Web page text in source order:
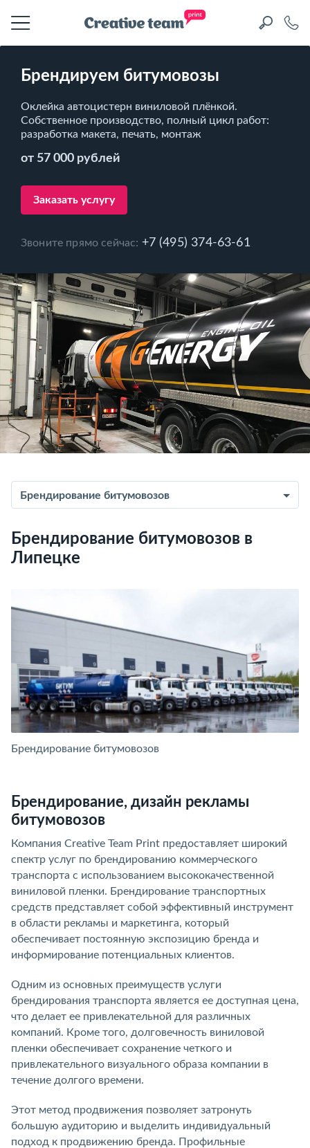
Брендируем битумовозы
Оклейка автоцистерн виниловой плёнкой.
Собственное производство, полный цикл работ:
разработка макета, печать, монтаж
от 57 000 рублей
Заказать услугу
Звоните прямо сейчас: +7 (495) 374-63-61
Брендирование битумовозов
Брендирование битумовозов в
Липецке
Брендирование битумовозов
Брендирование, дизайн рекламы
битумовозов
Компания Creative Team Print предоставляет широкий
спектр услуг по брендированию коммерческого
транспорта с использованием высококачественной
виниловой пленки. Брендирование транспортных
средств представляет собой эффективный инструмент
в области рекламы и маркетинга, который
обеспечивает постоянную экспозицию бренда и
информирование потенциальных клиентов.
Одним из основных преимуществ услуги
брендирования транспорта является ее доступная цена,
что делает ее привлекательной для различных
компаний. Кроме того, долговечность виниловой
пленки обеспечивает сохранение четкого и
привлекательного визуального образа компании в
течение долгого времени.
Этот метод продвижения позволяет затронуть
большую аудиторию и выделить индивидуальный
подход к продвижению бренда. Профильные